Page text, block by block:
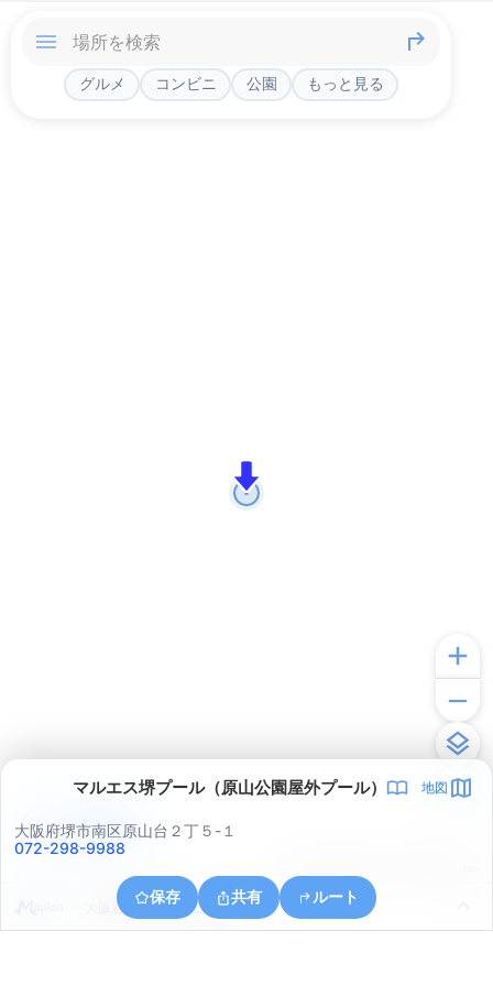
グルメ コンビニ 公園 もっと見る
マルエス堺プール（原山公園屋外プール） 地図
大阪府堺市南区原山台２丁５-１
072-298-9988
保存 共有 ルート
大阪府堺市南区城山台５丁１
アプリで見る